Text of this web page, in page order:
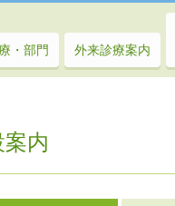
・部門 外来診療案内
内